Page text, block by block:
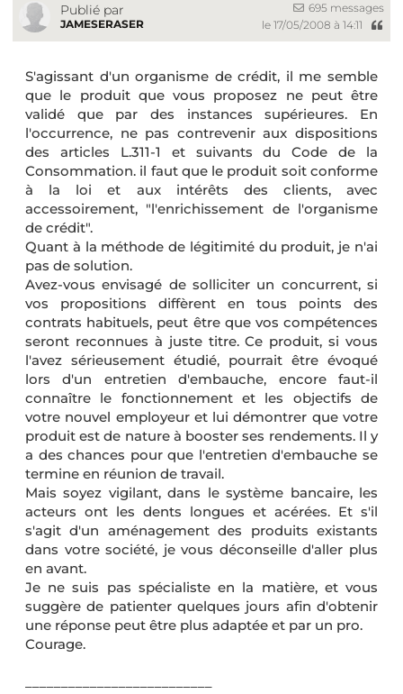
Publié par
JAMESERASER
695 messages
le 17/05/2008 à 14:11
S'agissant d'un organisme de crédit, il me semble
que le produit que vous proposez ne peut être
validé que par des instances supérieures. En
l'occurrence, ne pas contrevenir aux dispositions
des articles L.311-1 et suivants du Code de la
Consommation. il faut que le produit soit conforme
à la loi et aux intérêts des clients, avec
accessoirement, "l'enrichissement de l'organisme
de crédit".
Quant à la méthode de légitimité du produit, je n'ai
pas de solution.
Avez-vous envisagé de solliciter un concurrent, si
vos propositions diffèrent en tous points des
contrats habituels, peut être que vos compétences
seront reconnues à juste titre. Ce produit, si vous
l'avez sérieusement étudié, pourrait être évoqué
lors d'un entretien d'embauche, encore faut-il
connaître le fonctionnement et les objectifs de
votre nouvel employeur et lui démontrer que votre
produit est de nature à booster ses rendements. Il y
a des chances pour que l'entretien d'embauche se
termine en réunion de travail.
Mais soyez vigilant, dans le système bancaire, les
acteurs ont les dents longues et acérées. Et s'il
s'agit d'un aménagement des produits existants
dans votre société, je vous déconseille d'aller plus
en avant.
Je ne suis pas spécialiste en la matière, et vous
suggère de patienter quelques jours afin d'obtenir
une réponse peut être plus adaptée et par un pro.
Courage.